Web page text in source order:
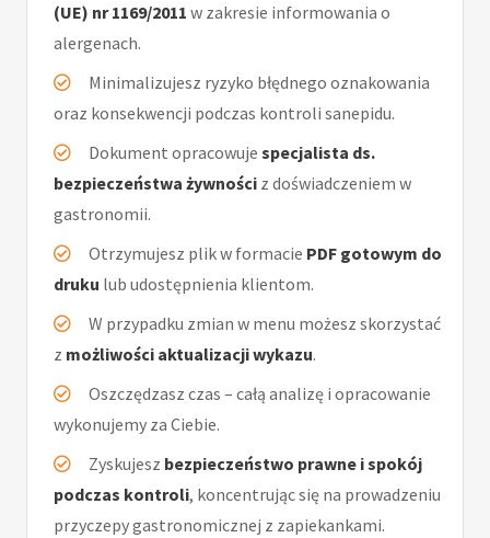
(UE) nr 1169/2011 w zakresie informowania o
alergenach.
Minimalizujesz ryzyko błędnego oznakowania
oraz konsekwencji podczas kontroli sanepidu.
Dokument opracowuje specjalista ds.
bezpieczeństwa żywności z doświadczeniem w
gastronomii.
Otrzymujesz plik w formacie PDF gotowym do
druku lub udostępnienia klientom.
W przypadku zmian w menu możesz skorzystać
z możliwości aktualizacji wykazu.
Oszczędzasz czas – całą analizę i opracowanie
wykonujemy za Ciebie.
Zyskujesz bezpieczeństwo prawne i spokój
podczas kontroli, koncentrując się na prowadzeniu
przyczepy gastronomicznej z zapiekankami.